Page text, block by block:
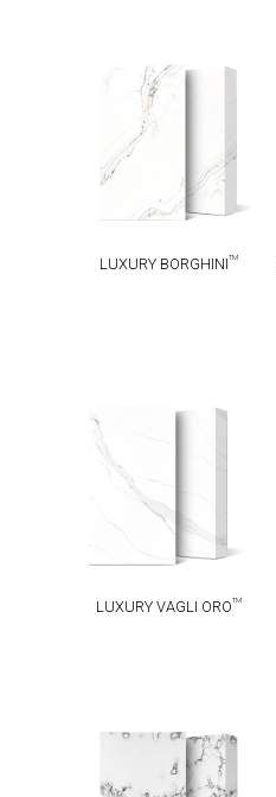
LUXURY
BORGHINI
LUXURY BORGHINITM
LUXURY VAGLI OROTM
ICE INK TM